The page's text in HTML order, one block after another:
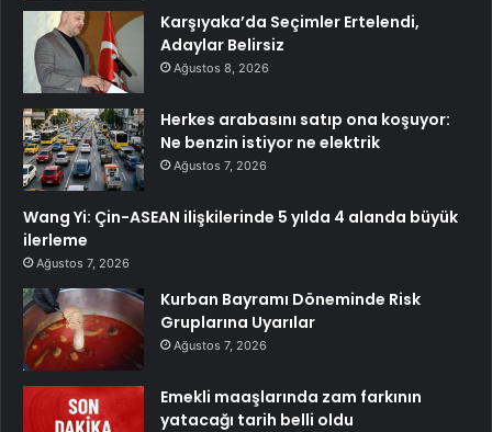
Karşıyaka’da Seçimler Ertelendi,
Adaylar Belirsiz
Ağustos 8, 2026
Herkes arabasını satıp ona koşuyor:
Ne benzin istiyor ne elektrik
Ağustos 7, 2026
Wang Yi: Çin-ASEAN ilişkilerinde 5 yılda 4 alanda büyük
ilerleme
Ağustos 7, 2026
Kurban Bayramı Döneminde Risk
Gruplarına Uyarılar
Ağustos 7, 2026
Emekli maaşlarında zam farkının
yatacağı tarih belli oldu